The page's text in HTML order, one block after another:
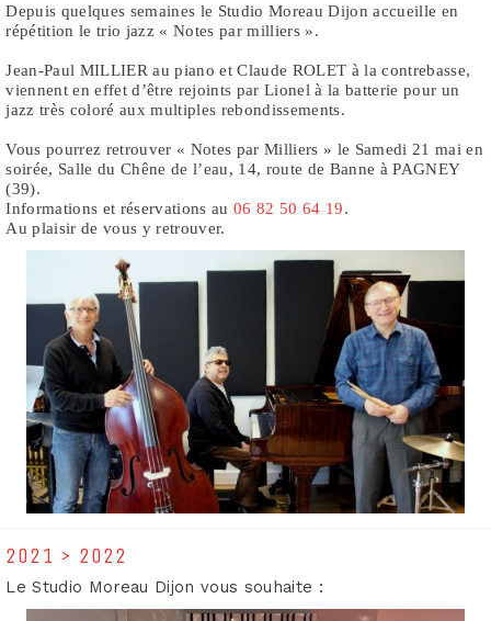
Depuis quelques semaines le Studio Moreau Dijon accueille en
répétition le trio jazz « Notes par milliers ».
Jean-Paul MILLIER au piano et Claude ROLET à la contrebasse,
viennent en effet d’être rejoints par Lionel à la batterie pour un
jazz très coloré aux multiples rebondissements.
Vous pourrez retrouver « Notes par Milliers » le Samedi 21 mai en
soirée, Salle du Chêne de l’eau, 14, route de Banne à PAGNEY
(39).
Informations et réservations au 06 82 50 64 19
Au plaisir de vous y retrouver.
2021 > 2022
Le Studio Moreau Dijon vous souhaite :